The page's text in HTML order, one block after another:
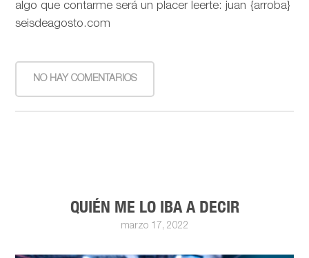
algo que contarme será un placer leerte: juan {arroba}
seisdeagosto.com
NO HAY COMENTARIOS
QUIÉN ME LO IBA A DECIR
marzo 17, 2022